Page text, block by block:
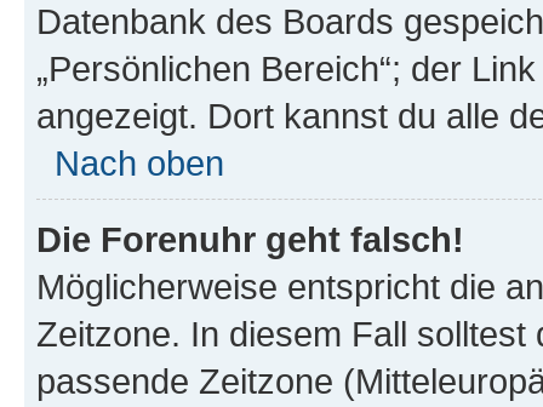
Datenbank des Boards
„Persönlichen Bereich“; der
angezeigt. Dort kannst du alle
Nach oben
Die Forenuhr geht falsch!
Möglicherweise entspricht die
Zeitzone. In diesem Fall solltest
passende Zeitzone